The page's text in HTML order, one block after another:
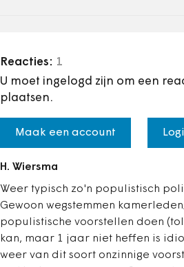
Reacties: 1
U moet ingelogd zijn om een
plaatsen.
Maak een account
H. Wiersma
Weer typisch zo'n populistisch
Gewoon wegstemmen
populistische voorstellen doen
kan, maar 1 jaar niet heffen is
weer van dit soort onzinnige